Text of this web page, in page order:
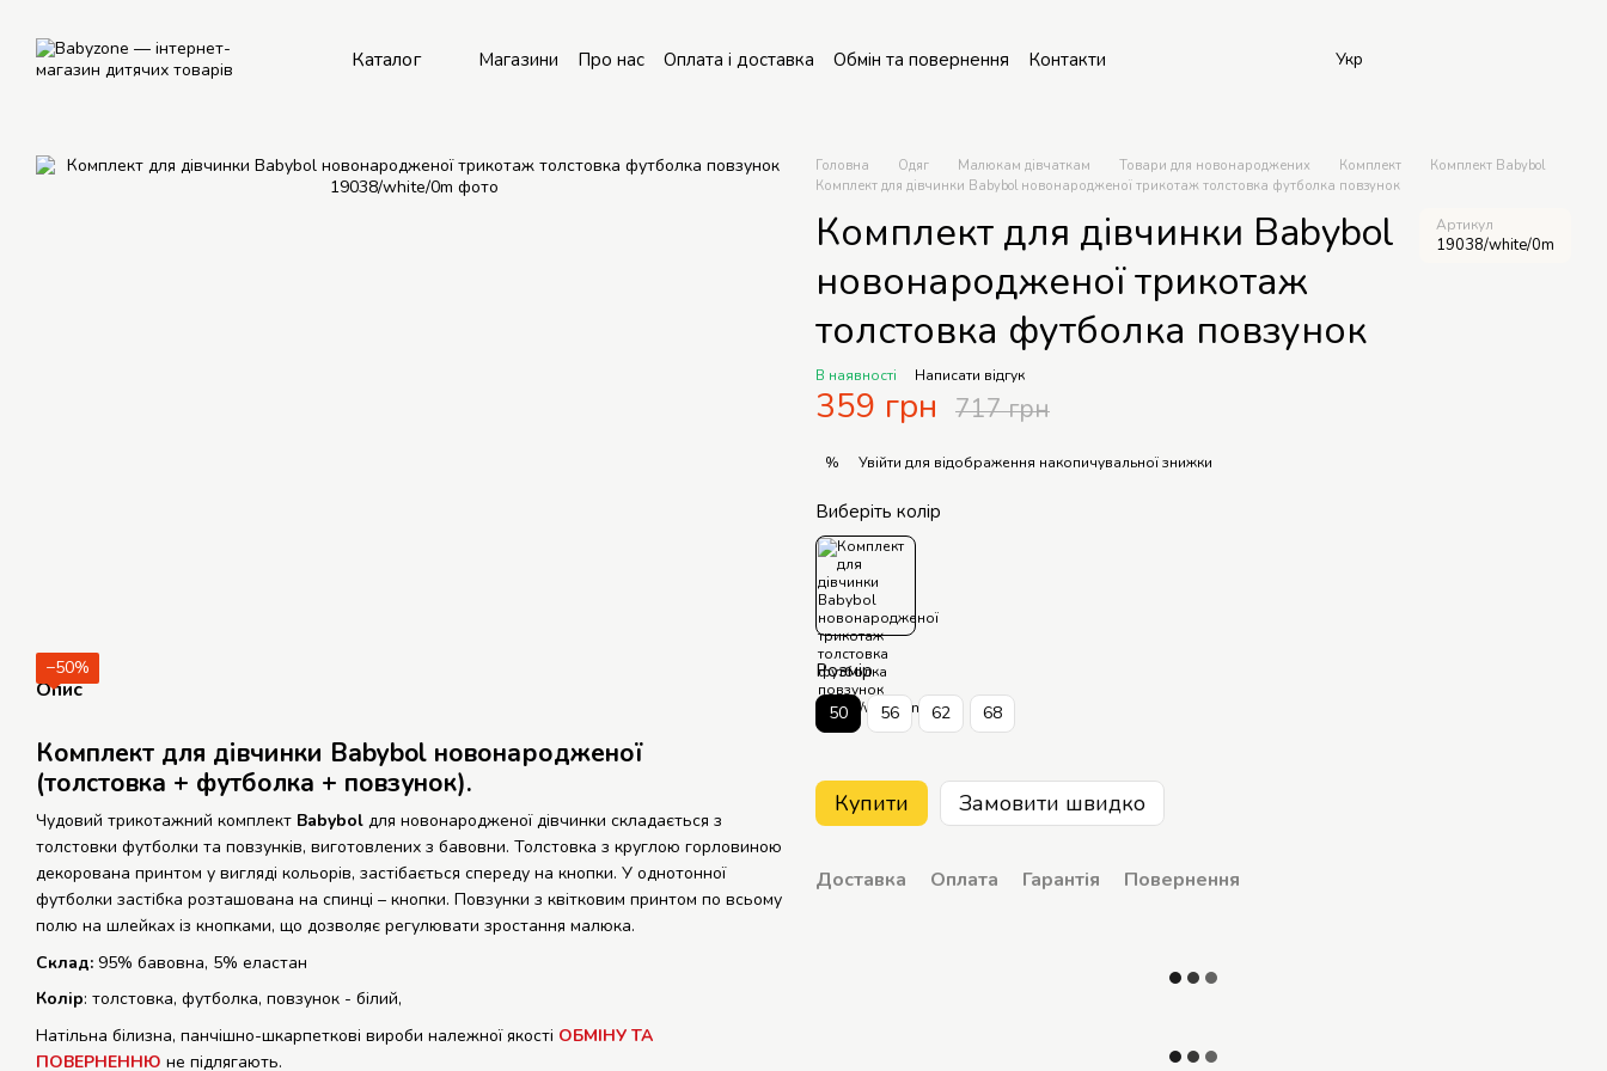
Каталог Магазини Про нас Оплата і доставка Обмін та повернення
Контакти
Укр
−50%
Опис
Комплект для дівчинки Babybol новонародженої
(толстовка + футболка + повзунок).
Чудовий трикотажний комплект Babybol для новонародженої дівчинки складається з
толстовки футболки та повзунків, виготовлених з бавовни. Толстовка з круглою горловиною
декорована принтом у вигляді кольорів, застібається спереду на кнопки. У однотонної
футболки застібка розташована на спинці – кнопки. Повзунки з квітковим принтом по всьому
полю на шлейках із кнопками, що дозволяє регулювати зростання малюка.
Склад: 95% бавовна, 5% еластан
Колір: толстовка, футболка, повзунок - білий,
Натільна білизна, панчішно-шкарпеткові вироби належної якості ОБМІНУ ТА
ПОВЕРНЕННЮ не підлягають.
Головна Одяг Малюкам дівчаткам Товари для новонароджених Комплект
Комплект Babybol
Комплект для дівчинки Babybol новонародженої трикотаж толстовка футболка повзунок
Комплект для дівчинки Babybol
новонародженої трикотаж
толстовка футболка повзунок
Артикул
19038/white/0m
В наявності Написати відгук
359 грн 717 грн
% Увійти для відображення накопичувальної знижки
Виберіть колір
Розмір
50 56 62 68
Купити Замовити швидко
Доставка Оплата Гарантія Повернення